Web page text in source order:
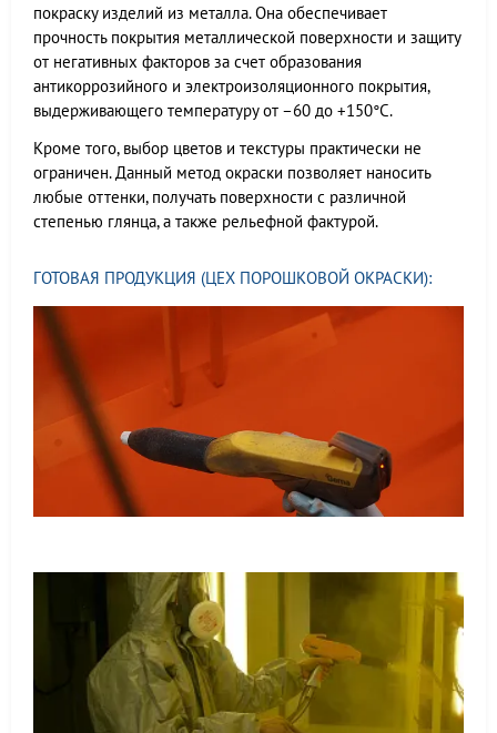
покраску изделий из металла. Она обеспечивает
прочность покрытия металлической поверхности и защиту
от негативных факторов за счет образования
антикоррозийного и электроизоляционного покрытия,
выдерживающего температуру от –60 до +150°С.
Кроме того, выбор цветов и текстуры практически не
ограничен. Данный метод окраски позволяет наносить
любые оттенки, получать поверхности с различной
степенью глянца, а также рельефной фактурой.
ГОТОВАЯ ПРОДУКЦИЯ (ЦЕХ ПОРОШКОВОЙ ОКРАСКИ):